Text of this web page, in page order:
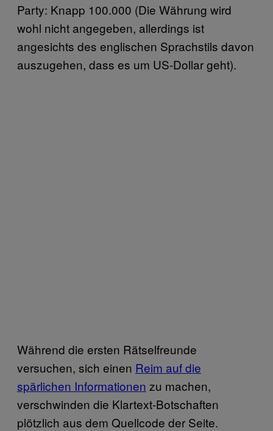
Party: Knapp 100.000 (Die Währung wird
wohl nicht angegeben, allerdings ist
angesichts des englischen Sprachstils davon
auszugehen, dass es um US-Dollar geht).
Während die ersten Rätselfreunde
versuchen, sich einen Reim auf die
spärlichen Informationen zu machen,
verschwinden die Klartext-Botschaften
plötzlich aus dem Quellcode der Seite.